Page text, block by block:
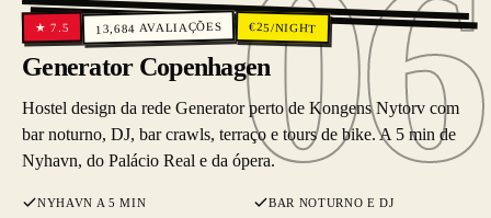
06
06
★7.5 13,684 AVALIAÇÕES €25/NIGHT
Generator Copenhagen
Hostel design da rede Generator perto de Kongens Nytorv com
bar noturno, DJ, bar crawls, terraço e tours de bike. A 5 min de
Nyhavn, do Palácio Real e da ópera.
NYHAVN A 5 MIN
BAR NOTURNO E DJ